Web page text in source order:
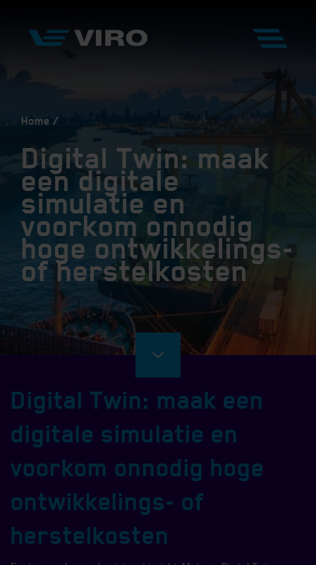
Home
Digital Twin: maak
een digitale
simulatie en
voorkom onnodig
hoge ontwikkelings-
of herstelkosten
Digital Twin: maak een
digitale simulatie en
voorkom onnodig hoge
ontwikkelings- of
herstelkosten